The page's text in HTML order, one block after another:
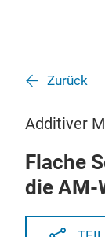
Zurück
Additiver
Flache
die AM-